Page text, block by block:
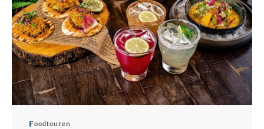
Foodtouren